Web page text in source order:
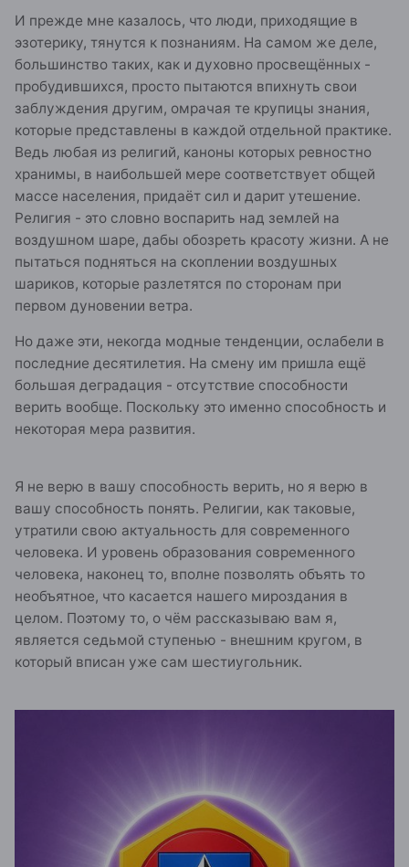
И прежде мне казалось, что люди, приходящие в
эзотерику, тянутся к познаниям. На самом же деле,
большинство таких, как и духовно просвещённых -
пробудившихся, просто пытаются впихнуть свои
заблуждения другим, омрачая те крупицы знания,
которые представлены в каждой отдельной практике.
Ведь любая из религий, каноны которых ревностно
хранимы, в наибольшей мере соответствует общей
массе населения, придаёт сил и дарит утешение.
Религия - это словно воспарить над землей на
воздушном шаре, дабы обозреть красоту жизни. А не
пытаться подняться на скоплении воздушных
шариков, которые разлетятся по сторонам при
первом дуновении ветра.
Но даже эти, некогда модные тенденции, ослабели в
последние десятилетия. На смену им пришла ещё
большая деградация - отсутствие способности
верить вообще. Поскольку это именно способность и
некоторая мера развития.
Я не верю в вашу способность верить, но я верю в
вашу способность понять. Религии, как таковые,
утратили свою актуальность для современного
человека. И уровень образования современного
человека, наконец то, вполне позволять объять то
необъятное, что касается нашего мироздания в
целом. Поэтому то, о чём рассказываю вам я,
является седьмой ступенью - внешним кругом, в
который вписан уже сам шестиугольник.